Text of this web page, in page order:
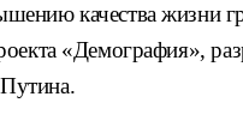
качества жизни
«Демография»,